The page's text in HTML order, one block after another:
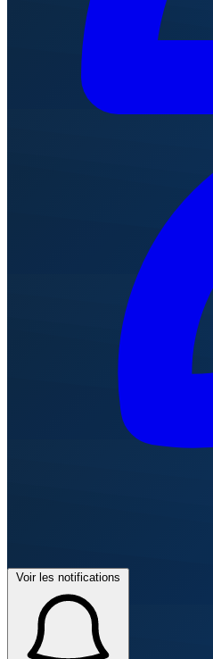
Voir les notifications